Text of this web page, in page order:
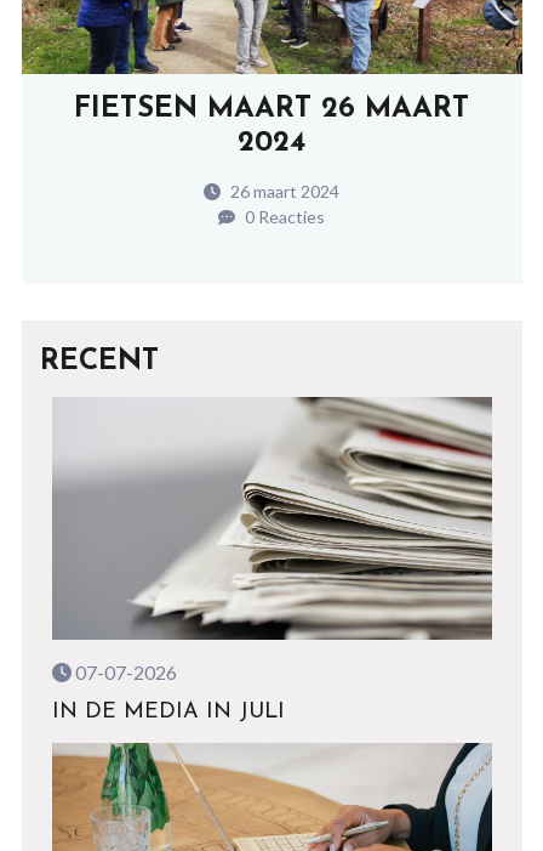
FIETSEN MAART 26 MAART
2024
26 maart 2024
0 Reacties
RECENT
07-07-2026
IN DE MEDIA IN JULI